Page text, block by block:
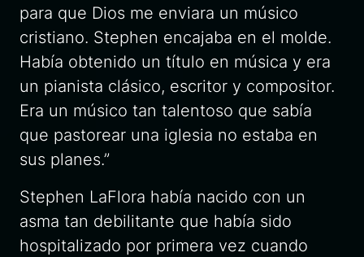
para que Dios me enviara un músico
cristiano. Stephen encajaba en el molde.
Había obtenido un título en música y era
un pianista clásico, escritor y compositor.
Era un músico tan talentoso que sabía
que pastorear una iglesia no estaba en
sus planes.”
Stephen LaFlora había nacido con un
asma tan debilitante que había sido
hospitalizado por primera vez cuando